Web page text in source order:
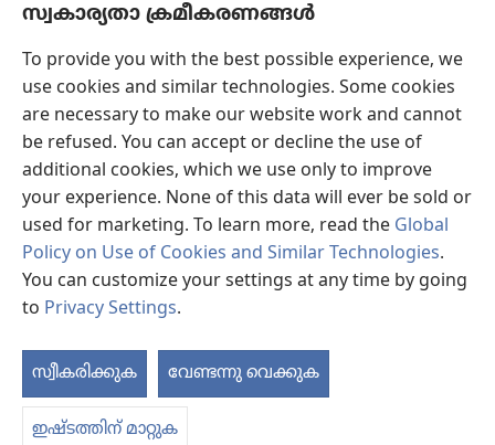
സ്വകാര്യതാ ക്രമീകരണങ്ങൾ
To provide you with the best possible experience, we
use cookies and similar technologies. Some cookies
are necessary to make our website work and cannot
be refused. You can accept or decline the use of
additional cookies, which we use only to improve
your experience. None of this data will ever be sold or
used for marketing. To learn more, read the Global
Policy on Use of Cookies and Similar Technologies.
You can customize your settings at any time by going
to Privacy Settings.
സ്വീകരിക്കുക വേണ്ടന്നു വെക്കുക
ഇഷ്ടത്തിന് മാറ്റുക
പേജ്
തുറക്കുക)വാച്ച്ടവര്‍ ഓണ്‍ലൈന്‍ ലൈബ്രറി
(പുതിയ
പേജ്
തുറക്കുക)JW ഹബ്ബ്
(പുതിയ
പേജ്
തുറക്കുക)JW ലൈ​ബ്ര​റി
വാച്ച്‌ടവർ ലൈ​ബ്രറി
ക്രമീകരണങ്ങൾ